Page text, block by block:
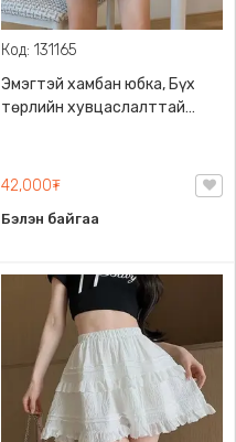
Код: 131165
Эмэгтэй хамбан юбка, Бүх
төрлийн хувцаслалттай
42,000₮
Бэлэн байгаа